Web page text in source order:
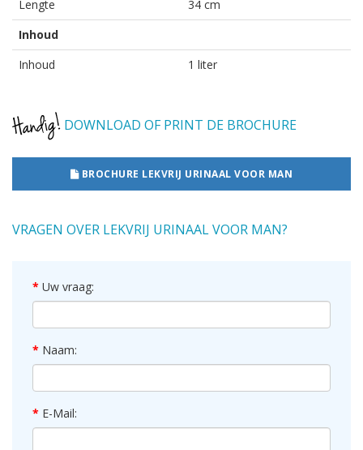
Lengte
34 cm
Inhoud
Inhoud
1 liter
DOWNLOAD OF PRINT DE BROCHURE
BROCHURE LEKVRIJ URINAAL VOOR MAN
VRAGEN OVER LEKVRIJ URINAAL VOOR MAN?
Uw vraag:
Naam:
E-Mail: